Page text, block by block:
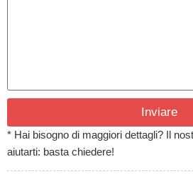
Inviare
* Hai bisogno di maggiori dettagli? Il
aiutarti: basta chiedere!